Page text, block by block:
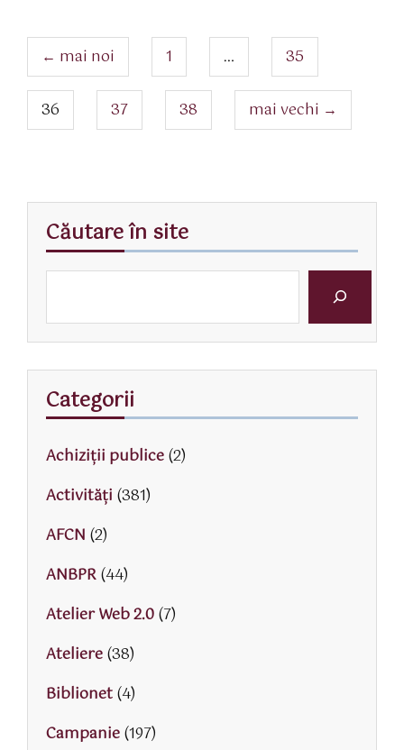
Navigare
articole
← mai noi pagina
1 … pagina
35
pagina
36 pagina
37 pagina
38 mai vechi →
Căutare în site
Categorii
Achiziții publice(2)
Activităţi (381)
AFCN (2)
ANBPR(44)
Atelier Web 2.0(7)
Ateliere(38)
Biblionet(4)
Campanie(197)